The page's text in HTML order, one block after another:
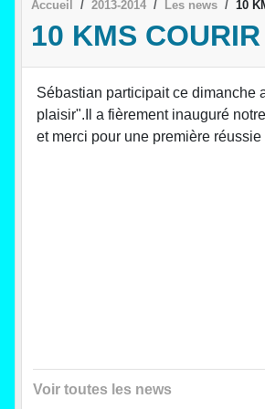
Accueil 2013-2014 Les news 10
10 KMS
Sébastian participait ce dimanche
plaisir".Il a fièrement inauguré
et merci pour une première
Voir toutes les news